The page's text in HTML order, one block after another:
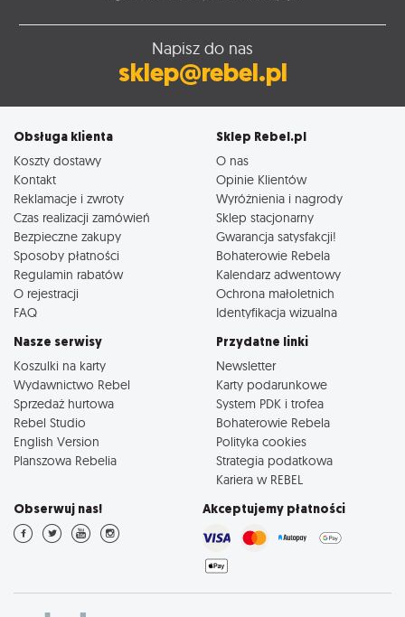
Napisz do nas
sklep@rebel.pl
Obsługa klienta
Koszty dostawy
Kontakt
Reklamacje i zwroty
Czas realizacji zamówień
Bezpieczne zakupy
Sposoby płatności
Regulamin rabatów
O rejestracji
FAQ
Sklep Rebel.pl
O nas
Opinie Klientów
Wyróżnienia i nagrody
Sklep stacjonarny
Gwarancja satysfakcji!
Bohaterowie Rebela
Kalendarz adwentowy
Ochrona małoletnich
Identyfikacja wizualna
Nasze serwisy
Koszulki na karty
Wydawnictwo Rebel
Sprzedaż hurtowa
Rebel Studio
English Version
Planszowa Rebelia
Przydatne linki
Newsletter
Karty podarunkowe
System PDK i trofea
Bohaterowie Rebela
Polityka cookies
Strategia podatkowa
Kariera w REBEL
Obserwuj nas! Akceptujemy płatności